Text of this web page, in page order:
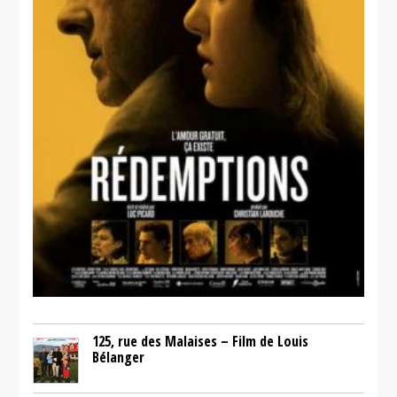
125, rue des Malaises – Film de Louis
Bélanger